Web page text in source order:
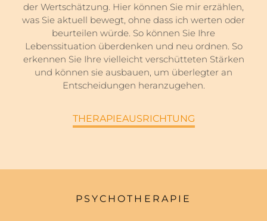
der Wertschätzung. Hier können Sie mir erzählen,
was Sie aktuell bewegt, ohne dass ich werten oder
beurteilen würde. So können Sie Ihre
Lebenssituation überdenken und neu ordnen. So
erkennen Sie Ihre vielleicht verschütteten Stärken
und können sie ausbauen, um überlegter an
Entscheidungen heranzugehen.
THERAPIEAUSRICHTUNG
PSYCHOTHERAPIE